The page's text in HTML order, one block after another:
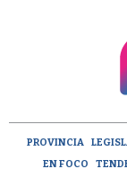
PROVINCIA
EN FOCO